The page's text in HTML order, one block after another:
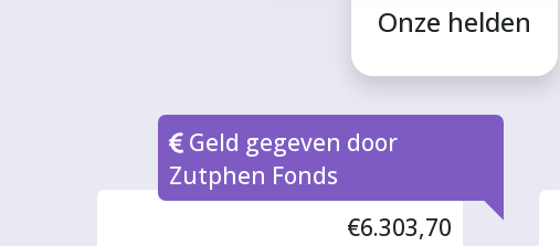
Onze helden
Geld gegeven door
Zutphen Fonds
€6.303,70